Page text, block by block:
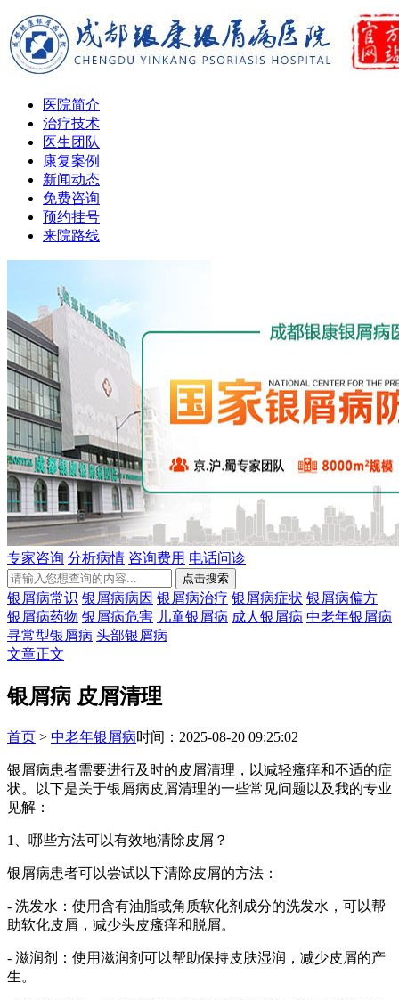
医院简介
治疗技术
医生团队
康复案例
新闻动态
免费咨询
预约挂号
来院路线
专家咨询 分析病情 咨询费用 电话问诊
银屑病常识 银屑病病因 银屑病治疗 银屑病症状 银屑病偏方
银屑病药物 银屑病危害 儿童银屑病 成人银屑病 中老年银屑病
寻常型银屑病 头部银屑病
文章正文
银屑病 皮屑清理
首页 > 中老年银屑病时间：2025-08-20 09:25:02
银屑病患者需要进行及时的皮屑清理，以减轻瘙痒和不适的症
状。以下是关于银屑病皮屑清理的一些常见问题以及我的专业
见解：
1、哪些方法可以有效地清除皮屑？
银屑病患者可以尝试以下清除皮屑的方法：
- 洗发水：使用含有油脂或角质软化剂成分的洗发水，可以帮
助软化皮屑，减少头皮瘙痒和脱屑。
- 滋润剂：使用滋润剂可以帮助保持皮肤湿润，减少皮屑的产
生。